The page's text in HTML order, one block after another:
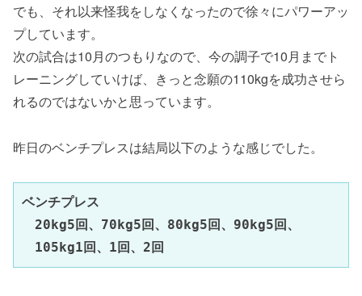
でも、それ以来怪我をしなくなったので徐々にパワーアッ
プしています。
次の試合は10月のつもりなので、今の調子で10月までト
レーニングしていけば、きっと念願の110kgを成功させら
れるのではないかと思っています。
昨日のベンチプレスは結局以下のような感じでした。
ベンチプレス
20kg5回、70kg5回、80kg5回、90kg5回、
105kg1回、1回、2回